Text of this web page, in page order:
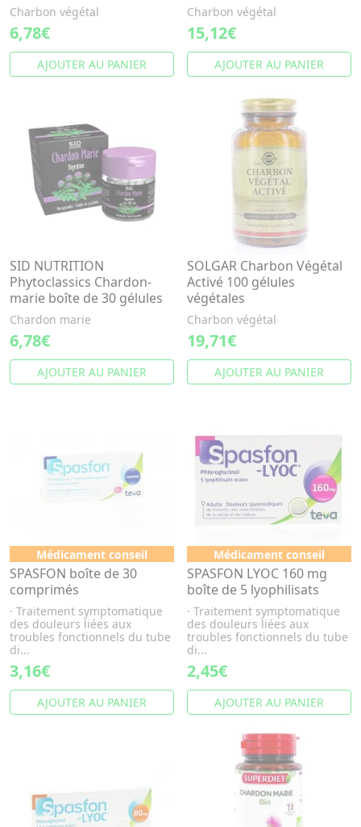
Charbon végétal
6,78€
AJOUTER AU PANIER
Charbon végétal
15,12€
AJOUTER AU PANIER
SID NUTRITION
Phytoclassics Chardon-
marie boîte de 30 gélules
Chardon marie
6,78€
AJOUTER AU PANIER
SOLGAR Charbon Végétal
Activé 100 gélules
végétales
Charbon végétal
19,71€
AJOUTER AU PANIER
Médicament conseil
SPASFON boîte de 30
comprimés
· Traitement symptomatique
des douleurs liées aux
troubles fonctionnels du tube
di...
3,16€
AJOUTER AU PANIER
Médicament conseil
SPASFON LYOC 160 mg
boîte de 5 lyophilisats
· Traitement symptomatique
des douleurs liées aux
troubles fonctionnels du tube
di...
2,45€
AJOUTER AU PANIER